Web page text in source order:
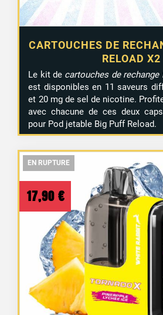
CARTOUCHES DE
RELOAD X2
Le kit de cartouches de rechange
est disponibles en 11 saveurs
et 20 mg de sel de nicotine.
avec chacune de ces deux
pour Pod jetable Big Puff Reload.
EN RUPTURE
EN RUPTURE
17,90 €
EN RUPTURE